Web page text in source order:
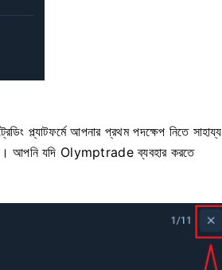
প্ল্যাটফর্মে আপনার প্রথম পদক্ষেপ নিতে সাহায্য
যদি Olymptrade ব্যবহার করতে